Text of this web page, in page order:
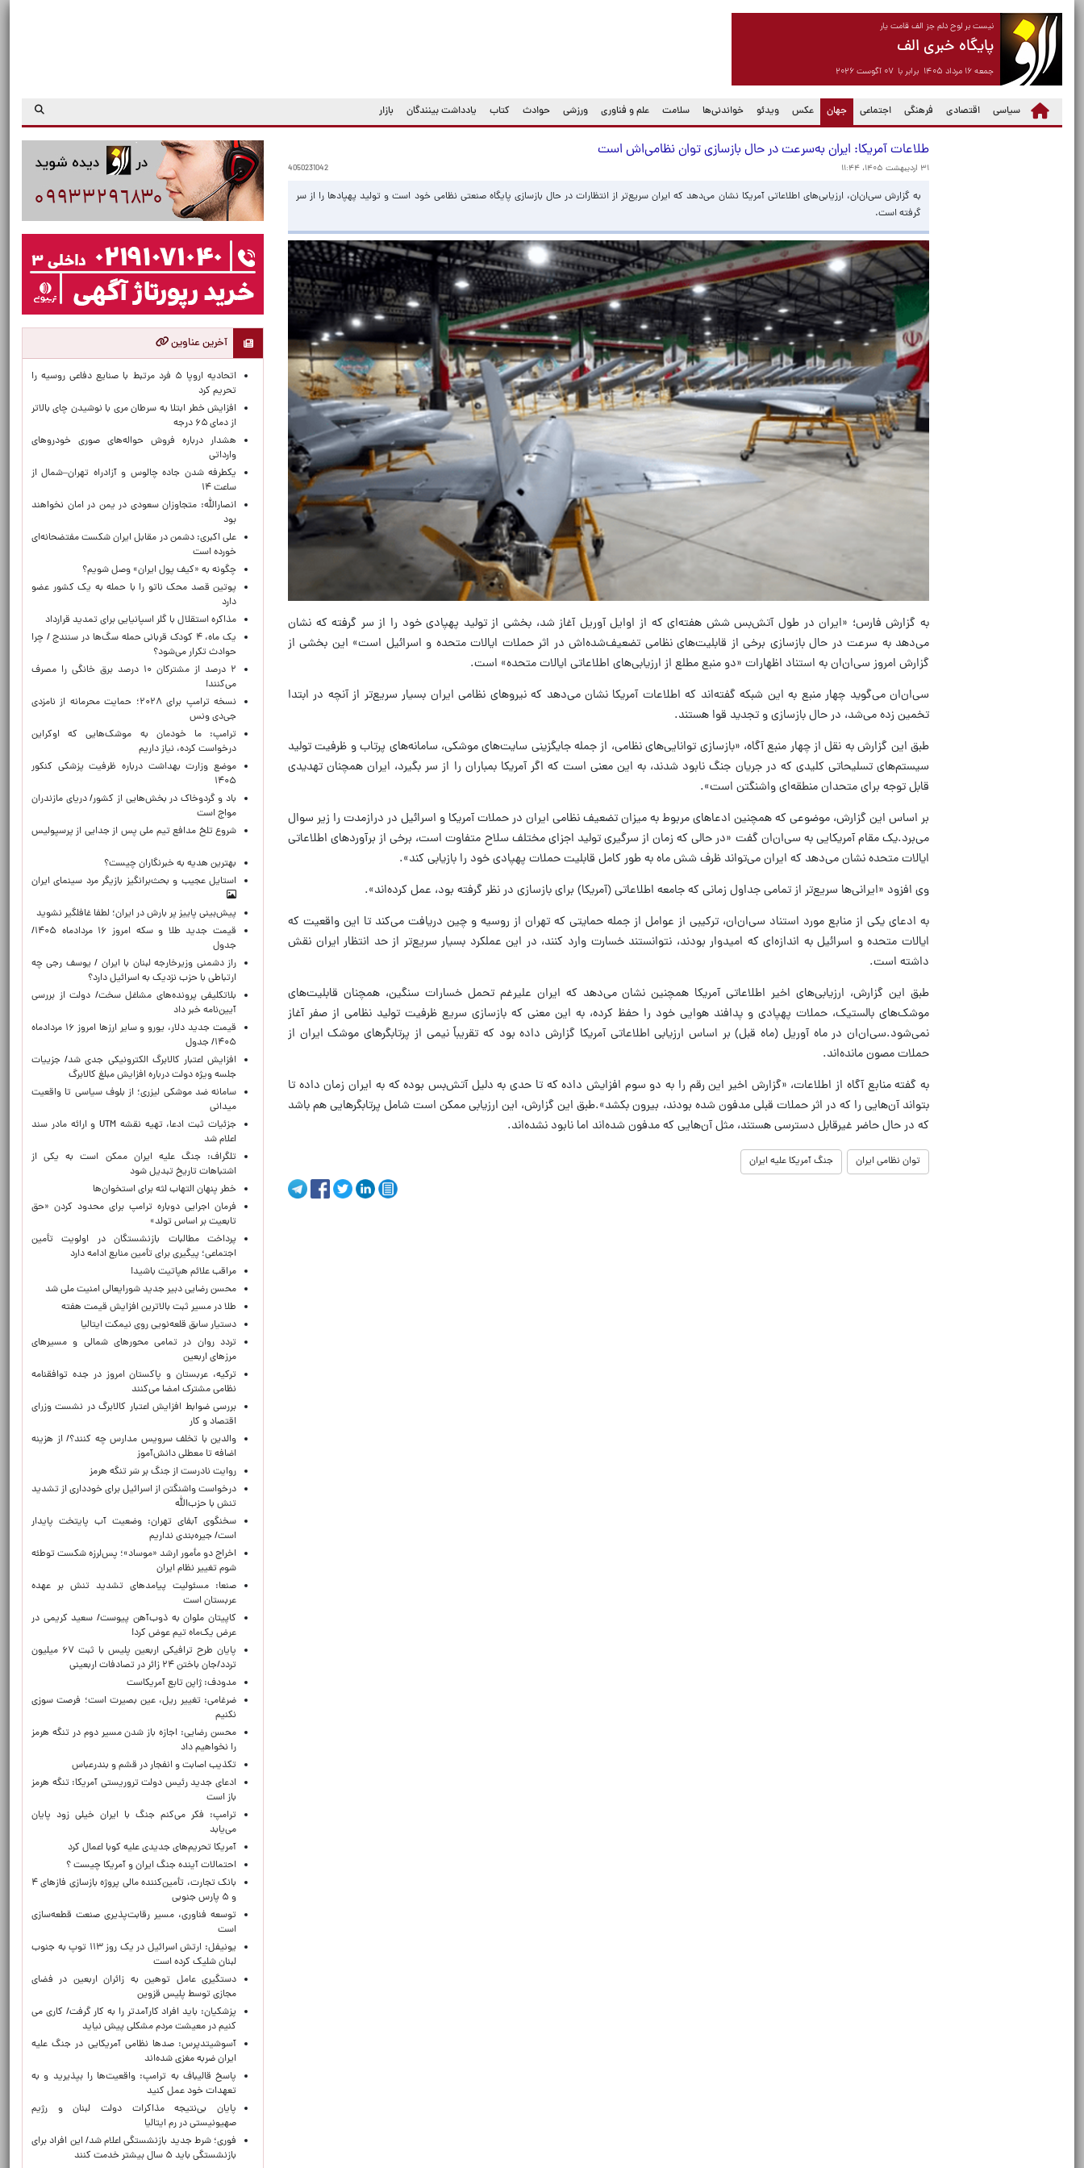
نیست بر لوح دلم جز الف قامت یار
پایگاه خبری الف
جمعه ۱۶ مرداد ۱۴۰۵ برابر با ۰۷ آگوست ۲۰۲۶
سیاسی اقتصادی فرهنگی اجتماعی جهان
(current) عکس ویدئو خواندنی‌ها سلامت علم و فناوری ورزشی حوادث کتاب یادداشت بینندگان بازار
طلاعات آمریکا: ایران به‌سرعت در حال بازسازی توان نظامی‌‌اش است
۳۱ اردیبهشت ۱۴۰۵، ۱۱:۴۴ 4050231042
به گزارش سی‌ان‌ان،‌ ارزیابی‌های اطلاعاتی آمریکا نشان می‌دهد که ایران سریع‌تر از انتظارات در حال بازسازی پایگاه صنعتی نظامی خود است و تولید پهپادها را از سر
گرفته است.
به گزارش فارس؛ «ایران در طول آتش‌بس شش هفته‌ای که از اوایل آوریل آغاز شد، بخشی از تولید پهپادی خود را از سر گرفته که نشان
می‌دهد به سرعت در حال بازسازی برخی از قابلیت‌های نظامی تضعیف‌شده‌اش در اثر حملات ایالات متحده و اسرائیل است» این بخشی از
گزارش امروز سی‌ان‌ان به استناد اظهارات «دو منبع مطلع از ارزیابی‌های اطلاعاتی ایالات متحده» است.
سی‌ان‌ان می‌گوید چهار منبع به این شبکه گفته‌اند که اطلاعات آمریکا نشان می‌دهد که نیروهای نظامی ایران بسیار سریع‌تر از آنچه در ابتدا
تخمین زده می‌شد، در حال بازسازی و تجدید قوا هستند.
طبق این گزارش به نقل از چهار منبع آگاه، «بازسازی توانایی‌های نظامی، از جمله جایگزینی سایت‌های موشکی، سامانه‌های پرتاب و ظرفیت تولید
سیستم‌های تسلیحاتی کلیدی که در جریان جنگ نابود شدند، به این معنی است که اگر آمریکا بمباران را از سر بگیرد، ایران همچنان تهدیدی
قابل توجه برای متحدان منطقه‌ای واشنگتن است».
بر اساس این گزارش، موضوعی که همچنین ادعاهای مربوط به میزان تضعیف نظامی ایران در حملات آمریکا و اسرائیل در درازمدت را زیر سوال
می‌برد.یک مقام آمریکایی به سی‌ان‌ان گفت «در حالی که زمان از سرگیری تولید اجزای مختلف سلاح متفاوت است، برخی از برآوردهای اطلاعاتی
ایالات متحده نشان می‌دهد که ایران می‌تواند ظرف شش ماه به طور کامل قابلیت حملات پهپادی خود را بازیابی کند».
وی افزود «ایرانی‌ها سریع‌تر از تمامی جداول زمانی که جامعه اطلاعاتی (آمریکا) برای بازسازی در نظر گرفته بود، عمل کرده‌اند».
به ادعای یکی از منابع مورد استناد سی‌ان‌ان، ترکیبی از عوامل از جمله حمایتی که تهران از روسیه و چین دریافت می‌کند تا این واقعیت که
ایالات متحده و اسرائیل به اندازه‌ای که امیدوار بودند، نتوانستند خسارت وارد کنند، در این عملکرد بسیار سریع‌تر از حد انتظار ایران نقش
داشته است.
طبق این گزارش،‌ ارزیابی‌های اخیر اطلاعاتی آمریکا همچنین نشان می‌دهد که ایران علیرغم تحمل خسارات سنگین، همچنان قابلیت‌های
موشک‌های بالستیک، حملات پهپادی و پدافند هوایی خود را حفظ کرده، به این معنی که بازسازی سریع ظرفیت تولید نظامی از صفر آغاز
نمی‌شود.سی‌ان‌ان در ماه آوریل (ماه قبل) بر اساس ارزیابی اطلاعاتی آمریکا گزارش داده بود که تقریباً نیمی از پرتابگرهای موشک ایران از
حملات مصون مانده‌اند.
به گفته منابع آگاه از اطلاعات، «گزارش اخیر این رقم را به دو سوم افزایش داده که تا حدی به دلیل آتش‌بس بوده که به ایران زمان داده تا
بتواند آن‌هایی را که در اثر حملات قبلی مدفون شده بودند، بیرون بکشد».طبق این گزارش، این ارزیابی ممکن است شامل پرتابگرهایی هم باشد
که در حال حاضر غیرقابل دسترسی هستند، مثل آن‌هایی که مدفون شده‌اند اما نابود نشده‌اند.
توان نظامی ایران جنگ آمریکا علیه ایران
آخرین عناوین
اتحادیه اروپا ۵ فرد مرتبط با صنایع دفاعی روسیه را
تحریم کرد
افزایش خطر ابتلا به سرطان مری با نوشیدن چای بالاتر
از دمای ۶۵ درجه
هشدار درباره فروش حواله‌های صوری خودروهای
وارداتی
یکطرفه شدن جاده چالوس و آزادراه تهران–شمال از
ساعت ۱۴
انصارالله: متجاوزان سعودی در یمن در امان نخواهند
بود
علی اکبری: دشمن در مقابل ایران شکست مفتضحانه‌ای
خورده است
چگونه به «کیف پول ایران» وصل شویم؟
پوتین قصد محک ناتو را با حمله به یک کشور عضو
دارد
مذاکره استقلال با گلر اسپانیایی برای تمدید قرارداد
یک ماه، ۴ کودک قربانی حمله سگ‌ها در سنندج / چرا
حوادث تکرار می‌شود؟
۲ درصد از مشترکان ۱۰ درصد برق خانگی را مصرف
می‌کنند!
نسخه ترامپ برای ۲۰۲۸؛ حمایت محرمانه از نامزدی
جی‌دی ونس
ترامپ: ما خودمان به موشک‌هایی که اوکراین
درخواست کرده، نیاز داریم
موضع وزارت بهداشت درباره ظرفیت پزشکی کنکور
۱۴۰۵
باد و گردوخاک در بخش‌هایی از کشور/ دریای مازندران
مواج است
شروع تلخ مدافع تیم ملی پس از جدایی از پرسپولیس
بهترین هدیه به خبرنگاران چیست؟
استایل عجیب و بحث‌برانگیز بازیگر مرد سینمای ایران
پیش‌بینی پاییز پر بارش در ایران؛ لطفا غافلگیر نشوید
قیمت جدید طلا و سکه امروز ۱۶ مردادماه ۱۴۰۵/
جدول
راز دشمنی وزیرخارجه لبنان با ایران / یوسف رجی چه
ارتباطی با حزب نزدیک به اسرائیل دارد؟
بلاتکلیفی پرونده‌های مشاغل سخت/ دولت از بررسی
آیین‌نامه خبر داد
قیمت جدید دلار، یورو و سایر ارزها امروز ۱۶ مردادماه
۱۴۰۵/ جدول
افزایش اعتبار کالابرگ الکترونیکی جدی شد/ جزییات
جلسه ویژه دولت درباره افزایش مبلغ کالابرگ
سامانه ضد موشکی لیزری؛ از بلوف سیاسی تا واقعیت
میدانی
جزئیات ثبت ادعا، تهیه نقشه UTM و ارائه مادر سند
اعلام شد
تلگراف: جنگ علیه ایران ممکن است به یکی از
اشتباهات تاریخ تبدیل شود
خطر پنهان التهاب لثه برای استخوان‌ها
فرمان اجرایی دوباره ترامپ برای محدود کردن «حق
تابعیت بر اساس تولد»
پرداخت مطالبات بازنشستگان در اولویت تأمین
اجتماعی؛ پیگیری برای تأمین منابع ادامه دارد
مراقب علائم هپاتیت باشید!
محسن رضایی دبیر جدید شورایعالی امنیت ملی شد
طلا در مسیر ثبت بالاترین افزایش قیمت هفته
دستیار سابق قلعه‌نویی روی نیمکت ایتالیا
تردد روان در تمامی محورهای شمالی و مسیرهای
مرزهای اربعین
ترکیه، عربستان و پاکستان امروز در جده توافقنامه
نظامی مشترک امضا می‌کنند
بررسی ضوابط افزایش اعتبار کالابرگ در نشست وزرای
اقتصاد و کار
والدین با تخلف سرویس مدارس چه کنند؟/ از هزینه
اضافه تا معطلی دانش‌آموز
روایت نادرست از جنگ بر سَر تنگه هرمز
درخواست واشنگتن از اسرائیل برای خودداری از تشدید
تنش با حزب‌الله
سخنگوی آبفای تهران: وضعیت آب پایتخت پایدار
است/ جیره‌بندی نداریم
اخراج دو مأمور ارشد «موساد»؛ پس‌لرزه شکست توطئه
شوم تغییر نظام ایران
صنعا: مسئولیت پیامدهای تشدید تنش بر عهده
عربستان است
کاپیتان ملوان به ذوب‌آهن پیوست/ سعید کریمی در
عرض یک‌ماه تیم عوض کرد!
پایان طرح ترافیکی اربعین پلیس با ثبت ۶۷ میلیون
تردد/جان باختن ۲۴ زائر در تصادفات اربعینی
مدودف: ژاپن تابع آمریکاست
ضرغامی: تغییر ریل، عین بصیرت است؛ فرصت سوزی
نکنیم
محسن رضایی: اجازه باز شدن مسیر دوم در تنگه هرمز
را نخواهیم داد
تکذیب اصابت و انفجار در قشم و بندرعباس
ادعای جدید رئیس دولت تروریستی آمریکا: تنگه هرمز
باز است
ترامپ: فکر می‌کنم جنگ با ایران خیلی زود پایان
می‌یابد
آمریکا تحریم‌های جدیدی علیه کوبا اعمال کرد
احتمالات آینده جنگ ایران و آمریکا چیست ؟
بانک تجارت، تأمین‌کننده مالی پروژه بازسازی فازهای ۴
و ۵ پارس جنوبی
توسعه فناوری، مسیر رقابت‌پذیری صنعت قطعه‌سازی
است
یونیفل: ارتش اسرائیل در یک روز ۱۱۳ توپ به جنوب
لبنان شلیک کرده است
دستگیری عامل توهین به زائران اربعین در فضای
مجازی توسط پلیس قزوین
پزشکیان: باید افراد کارآمدتر را به کار گرفت/ کاری می
کنیم در معیشت مردم مشکلی پیش نیاید
آسوشیتدپرس: صدها نظامی آمریکایی در جنگ علیه
ایران ضربه مغزی شده‌اند
پاسخ قالیباف به ترامپ: واقعیت‌ها را بپذیرید و به
تعهدات خود عمل کنید
پایان بی‌نتیجه مذاکرات دولت لبنان و رژیم
صهیونیستی در رم ایتالیا
فوری؛ شرط جدید بازنشستگی اعلام شد/ این افراد برای
بازنشستگی باید ۵ سال بیشتر خدمت کنند